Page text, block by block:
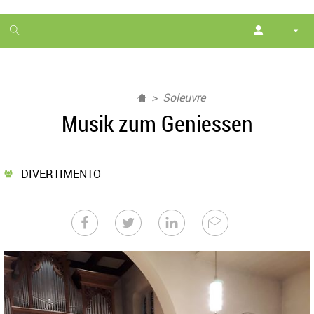
1
month
Soleuvre
Musik zum Geniessen
DIVERTIMENTO